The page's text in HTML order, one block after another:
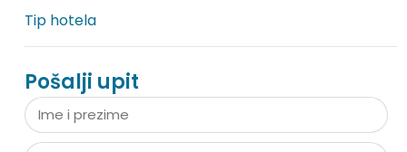
Tip hotela
Pošalji upit